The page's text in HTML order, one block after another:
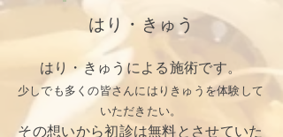
はり・きゅう
はり・きゅうによる施術です。
少しでも多くの皆さんにはりきゅうを体験して
いただきたい。
その想いから初診は無料とさせていた